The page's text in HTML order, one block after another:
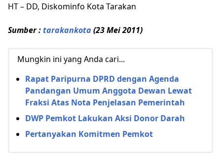
HT – DD, Diskominfo Kota Tarakan
Sumber :tarakankota(23 Mei 2011)
Mungkin ini yang Anda cari...
Rapat Paripurna DPRD dengan Agenda
Pandangan Umum Anggota Dewan Lewat
Fraksi Atas Nota Penjelasan Pemerintah
DWP Pemkot Lakukan Aksi Donor Darah
Pertanyakan Komitmen Pemkot